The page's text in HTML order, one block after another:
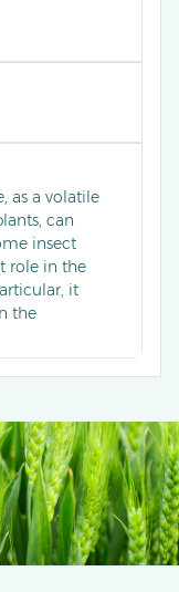
as a volatile
can
insect
role in the
it
the